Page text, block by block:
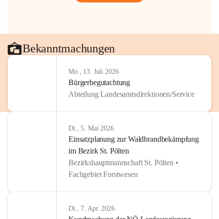
Bekanntmachungen
Mo., 13. Juli 2026
Bürgerbegutachtung
Abteilung Landesamtsdirektionen/Service
Di., 5. Mai 2026
Einsatzplanung zur Waldbrandbekämpfung
im Bezirk St. Pölten
Bezirkshauptmannschaft St. Pölten •
Fachgebiet Forstwesen
Di., 7. Apr. 2026